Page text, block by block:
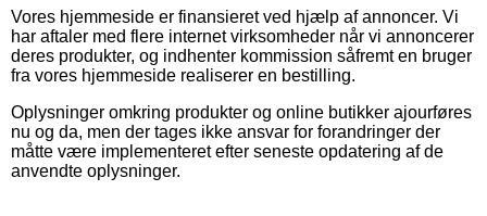
Vores hjemmeside er finansieret ved hjælp af annoncer. Vi
har aftaler med flere internet virksomheder når vi annoncerer
deres produkter, og indhenter kommission såfremt en bruger
fra vores hjemmeside realiserer en bestilling.
Oplysninger omkring produkter og online butikker ajourføres
nu og da, men der tages ikke ansvar for forandringer der
måtte være implementeret efter seneste opdatering af de
anvendte oplysninger.